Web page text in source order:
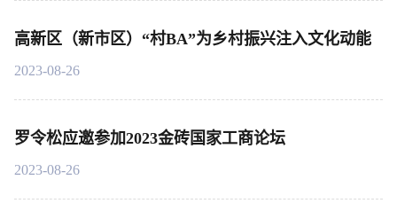
高新区（新市区）“村BA”为乡村振兴注入文化动能
2023-08-26
罗令松应邀参加2023金砖国家工商论坛
2023-08-26